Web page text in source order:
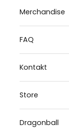
Merchandise
FAQ
Kontakt
Store
Dragonball